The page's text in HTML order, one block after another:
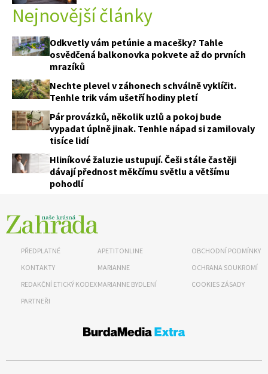
Nejnovější články
Odkvetly vám petúnie a macešky? Tahle
osvědčená balkonovka pokvete až do prvních
mrazíků
Nechte plevel v záhonech schválně vyklíčit.
Tenhle trik vám ušetří hodiny pletí
Pár provázků, několik uzlů a pokoj bude
vypadat úplně jinak. Tenhle nápad si zamilovaly
tisíce lidí
Hliníkové žaluzie ustupují. Češi stále častěji
dávají přednost měkčímu světlu a většímu
pohodlí
PŘEDPLATNÉ
KONTAKTY
REDAKČNÍ ETICKÝ KODEX
PARTNEŘI
APETITONLINE
MARIANNE
MARIANNE BYDLENÍ
OBCHODNÍ PODMÍNKY
OCHRANA SOUKROMÍ
COOKIES ZÁSADY